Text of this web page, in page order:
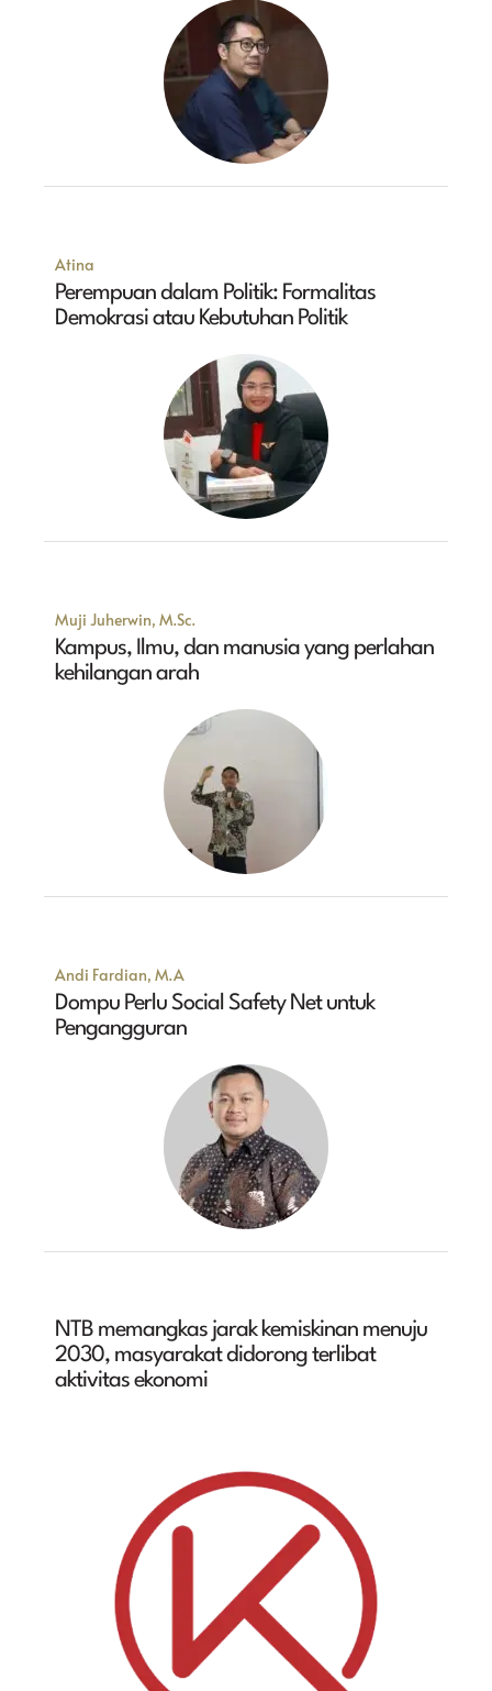
Atina
Perempuan dalam Politik: Formalitas
Demokrasi atau Kebutuhan Politik
Muji Juherwin, M.Sc.
Kampus, Ilmu, dan manusia yang perlahan
kehilangan arah
Andi Fardian, M.A
Dompu Perlu Social Safety Net untuk
Pengangguran
NTB memangkas jarak kemiskinan menuju
2030, masyarakat didorong terlibat
aktivitas ekonomi